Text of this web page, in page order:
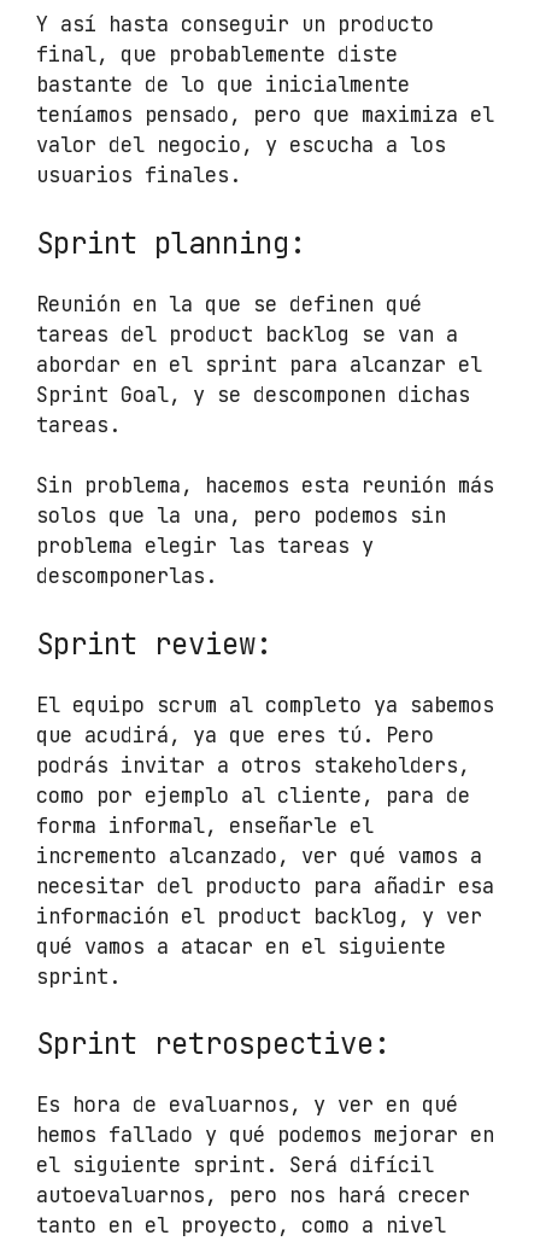
Y así hasta conseguir un producto
final, que probablemente diste
bastante de lo que inicialmente
teníamos pensado, pero que maximiza el
valor del negocio, y escucha a los
usuarios finales.
Sprint planning:
Reunión en la que se definen qué
tareas del product backlog se van a
abordar en el sprint para alcanzar el
Sprint Goal, y se descomponen dichas
tareas.
Sin problema, hacemos esta reunión más
solos que la una, pero podemos sin
problema elegir las tareas y
descomponerlas.
Sprint review:
El equipo scrum al completo ya sabemos
que acudirá, ya que eres tú. Pero
podrás invitar a otros stakeholders,
como por ejemplo al cliente, para de
forma informal, enseñarle el
incremento alcanzado, ver qué vamos a
necesitar del producto para añadir esa
información el product backlog, y ver
qué vamos a atacar en el siguiente
sprint.
Sprint retrospective:
Es hora de evaluarnos, y ver en qué
hemos fallado y qué podemos mejorar en
el siguiente sprint. Será difícil
autoevaluarnos, pero nos hará crecer
tanto en el proyecto, como a nivel